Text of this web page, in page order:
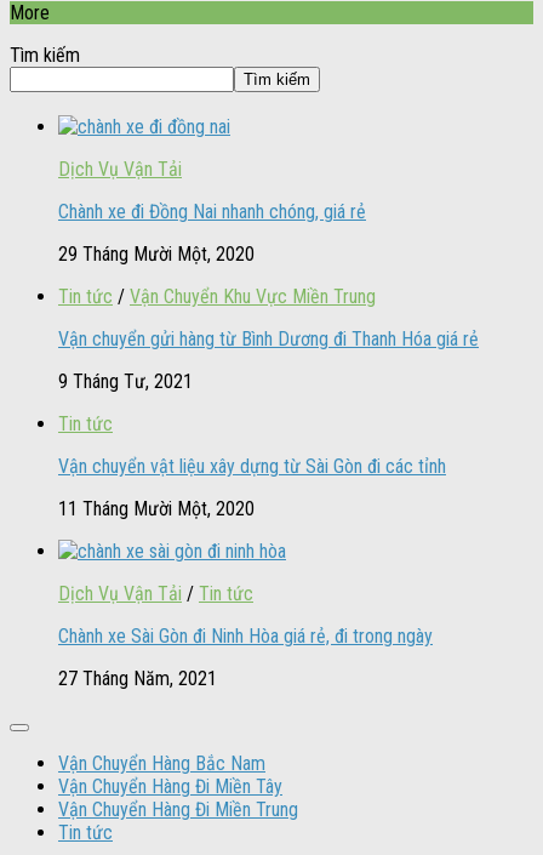
More
Tìm kiếm
Tìm kiếm
Dịch Vụ Vận Tải
Chành xe đi Đồng Nai nhanh chóng, giá rẻ
29 Tháng Mười Một, 2020
Tin tức / Vận Chuyển Khu Vực Miền Trung
Vận chuyển gửi hàng từ Bình Dương đi Thanh Hóa giá rẻ
9 Tháng Tư, 2021
Tin tức
Vận chuyển vật liệu xây dựng từ Sài Gòn đi các tỉnh
11 Tháng Mười Một, 2020
Dịch Vụ Vận Tải / Tin tức
Chành xe Sài Gòn đi Ninh Hòa giá rẻ, đi trong ngày
27 Tháng Năm, 2021
Vận Chuyển Hàng Bắc Nam
Vận Chuyển Hàng Đi Miền Tây
Vận Chuyển Hàng Đi Miền Trung
Tin tức